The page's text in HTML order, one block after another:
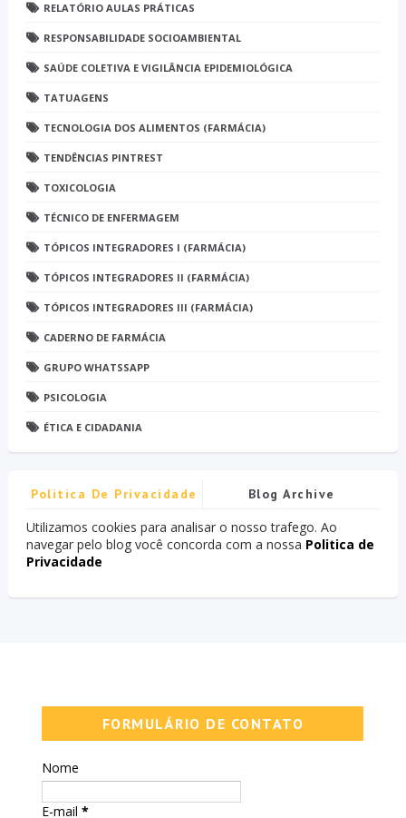
RELATÓRIO AULAS PRÁTICAS
RESPONSABILIDADE SOCIOAMBIENTAL
SAÚDE COLETIVA E VIGILÂNCIA EPIDEMIOLÓGICA
TATUAGENS
TECNOLOGIA DOS ALIMENTOS (FARMÁCIA)
TENDÊNCIAS PINTREST
TOXICOLOGIA
TÉCNICO DE ENFERMAGEM
TÓPICOS INTEGRADORES I (FARMÁCIA)
TÓPICOS INTEGRADORES II (FARMÁCIA)
TÓPICOS INTEGRADORES III (FARMÁCIA)
CADERNO DE FARMÁCIA
GRUPO WHATSSAPP
PSICOLOGIA
ÉTICA E CIDADANIA
Politica De Privacidade Blog Archive
Utilizamos cookies para analisar o nosso trafego. Ao
navegar pelo blog você concorda com a nossa Politica de
Privacidade
FORMULÁRIO DE CONTATO
Nome
E-mail*